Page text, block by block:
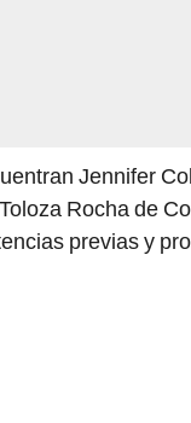
Jennifer
Rocha de
previas y